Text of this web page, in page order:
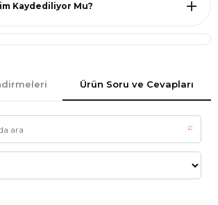
Kaydediliyor Mu?
Ürün Soru ve Cevapları
⌕